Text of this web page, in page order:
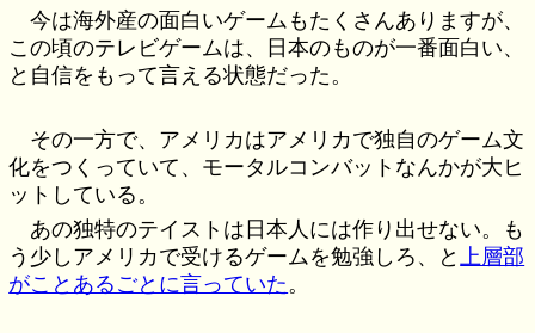
今は海外産の面白いゲームもたくさんありますが、
この頃のテレビゲームは、日本のものが一番面白い、
と自信をもって言える状態だった。
その一方で、アメリカはアメリカで独自のゲーム文
化をつくっていて、モータルコンバットなんかが大ヒ
ットしている。
あの独特のテイストは日本人には作り出せない。も
う少しアメリカで受けるゲームを勉強しろ、と
上層部
がことあるごとに言っていた 。